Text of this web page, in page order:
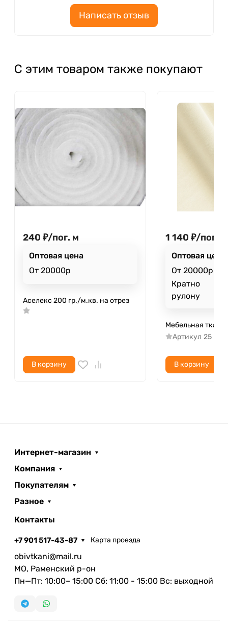
Написать отзыв
С этим товаром также покупают
240 ₽/пог. м
Оптовая цена
От 20000р
Аселекс 200 гр./м.кв. на отрез
В корзину
1 140 ₽/пог. м
Оптовая цена
От 20000р
Кратно
рулону
Мебельная
Артикул 25
В корзину
Интернет-магазин
Компания
Покупателям
Разное
Контакты
+7 901 517-43-87 Карта проезда
obivtkani@mail.ru
МО, Раменский р-он
Пн—Пт: 10:00– 15:00 Сб: 11:00 - 15:00 Вс: выходной